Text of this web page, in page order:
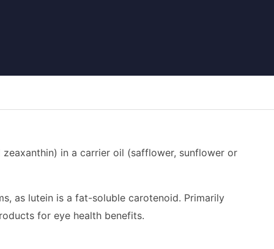
in a carrier oil (safflower, sunflower or
as lutein is a fat-soluble carotenoid. Primarily
for eye health benefits.